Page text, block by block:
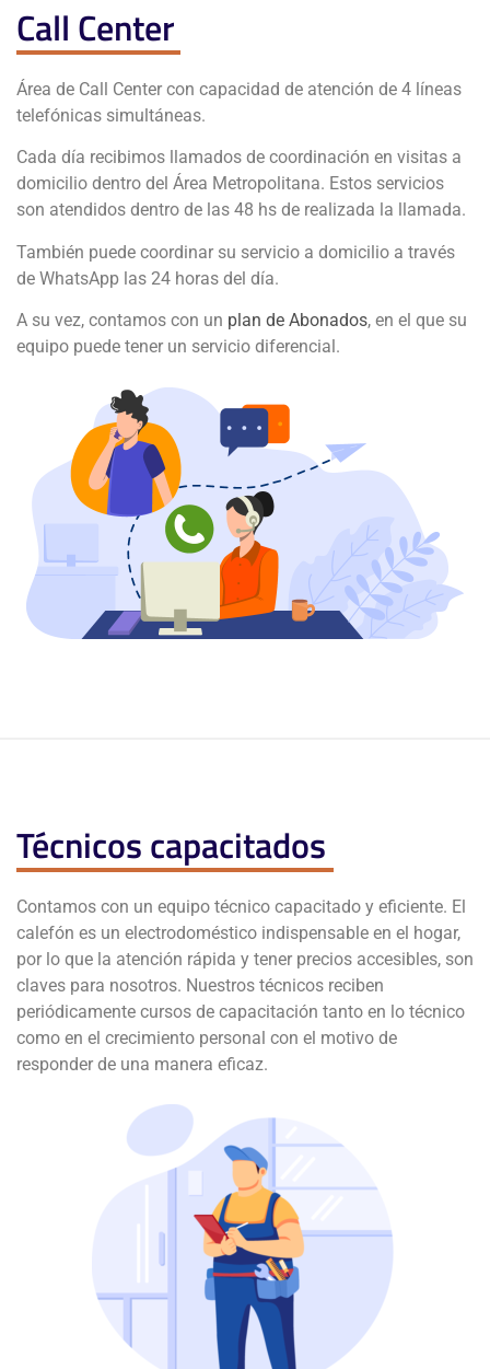
Call Center
Área de Call Center con capacidad de atención de 4 líneas
telefónicas simultáneas.
Cada día recibimos llamados de coordinación en visitas a
domicilio dentro del Área Metropolitana. Estos servicios
son atendidos dentro de las 48 hs de realizada la llamada.
También puede coordinar su servicio a domicilio a través
de WhatsApp las 24 horas del día.
A su vez, contamos con un plan de Abonados, en el que su
equipo puede tener un servicio diferencial.
Técnicos capacitados
Contamos con un equipo técnico capacitado y eficiente. El
calefón es un electrodoméstico indispensable en el hogar,
por lo que la atención rápida y tener precios accesibles, son
claves para nosotros. Nuestros técnicos reciben
periódicamente cursos de capacitación tanto en lo técnico
como en el crecimiento personal con el motivo de
responder de una manera eficaz.